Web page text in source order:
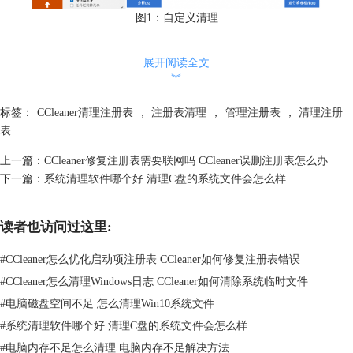
图1：自定义清理
图所示，点击右下角的【运行清理程序】，就可快速清理这些垃圾文件，
图2：运行清理程序
3、还可以利用【磁盘分析器】功能，查看硬盘中哪些文件占用了最多空
间。 点击左侧栏中的【工具】选择【磁盘分析器】，选择想要分析的驱
展开阅读全文
︾
标签： CCleaner清理注册表 ， 注册表清理 ， 管理注册表 ，
清理注册
表
上一篇： CCleaner修复注册表需要联网吗 CCleaner误删注册表怎么办
下一篇： 系统清理软件哪个好 清理C盘的系统文件会怎么样
读者也访问过这里:
#CCleaner怎么优化启动项注册表 CCleaner如何修复注册表错误
#CCleaner怎么清理Windows日志 CCleaner如何清除系统临时文件
#电脑磁盘空间不足 怎么清理Win10系统文件
#系统清理软件哪个好 清理C盘的系统文件会怎么样
#电脑内存不足怎么清理 电脑内存不足解决方法